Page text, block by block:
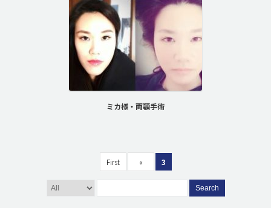
ミカ様・両顎手術
First « 3
Search